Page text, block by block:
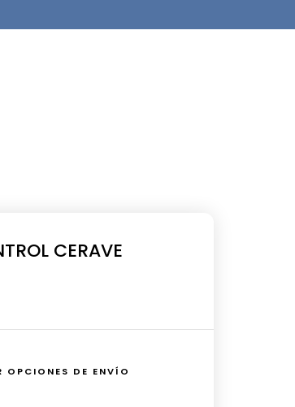
CERAVE
OPCIONES DE ENVÍO